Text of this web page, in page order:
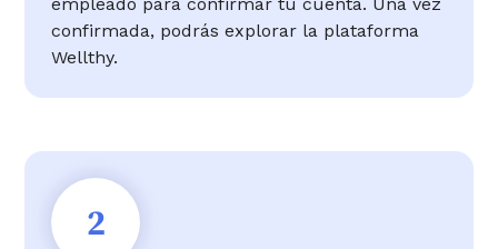
confirmada, podrás explorar la plataforma
Wellthy.
2